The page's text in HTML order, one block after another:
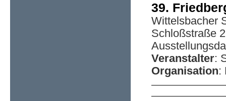
39.
Wittelsbacher
Schloßstraße
Veranstalter:
Organisation: